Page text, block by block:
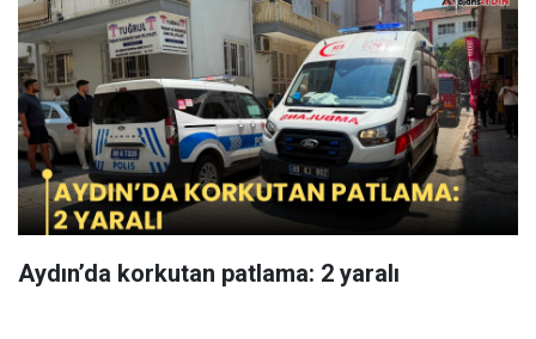
Aydın’da korkutan patlama: 2 yaralı